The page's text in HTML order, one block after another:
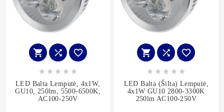
  
    
LED Balta Lemputė, 4x1W,
GU10, 250lm, 5500-6500K,
AC100-250V
  
    
LED Balta (šilta) Lemputė,
4x1W GU10 2800-3300K
250lm AC100-250V